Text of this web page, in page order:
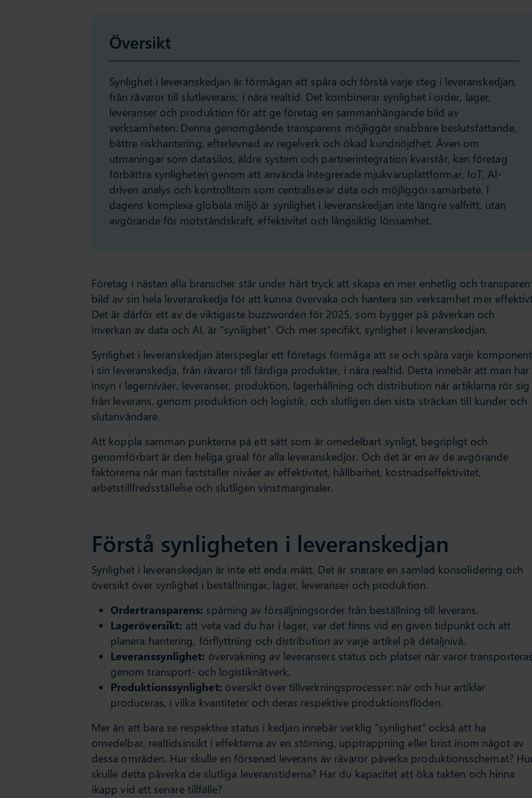
Översikt
Synlighet i leveranskedjan är förmågan att spåra och förstå varje steg i leveranskedjan,
från råvaror till slutleverans, i nära realtid. Det kombinerar synlighet i order, lager,
leveranser och produktion för att ge företag en sammanhängande bild av
verksamheten. Denna genomgående transparens möjliggör snabbare beslutsfattande,
bättre riskhantering, efterlevnad av regelverk och ökad kundnöjdhet. Även om
utmaningar som datasilos, äldre system och partnerintegration kvarstår, kan företag
förbättra synligheten genom att använda integrerade mjukvaruplattformar, IoT, AI-
driven analys och kontrolltorn som centraliserar data och möjliggör samarbete. I
dagens komplexa globala miljö är synlighet i leveranskedjan inte längre valfritt, utan
avgörande för motståndskraft, effektivitet och långsiktig lönsamhet.
Företag i nästan alla branscher står under hårt tryck att skapa en mer enhetlig och
bild av sin hela leveranskedja för att kunna övervaka och hantera sin verksamhet mer
Det är därför ett av de viktigaste buzzworden för 2025, som bygger på påverkan och
inverkan av data och AI, är ”synlighet”. Och mer specifikt, synlighet i leveranskedjan.
Synlighet i leveranskedjan återspeglar ett företags förmåga att se och spåra varje komponent
i sin leveranskedja, från råvaror till färdiga produkter, i nära realtid. Detta innebär att man har
insyn i lagernivåer, leveranser, produktion, lagerhållning och distribution när artiklarna rör sig
från leverans, genom produktion och logistik, och slutligen den sista sträckan till kunder och
slutanvändare.
Att koppla samman punkterna på ett sätt som är omedelbart synligt, begripligt och
genomförbart är den heliga graal för alla leveranskedjor. Och det är en av de avgörande
faktorerna när man fastställer nivåer av effektivitet, hållbarhet, kostnadseffektivitet,
arbetstillfredsställelse och slutligen vinstmarginaler.
Förstå synligheten i leveranskedjan
Synlighet i leveranskedjan är inte ett enda mått. Det är snarare en samlad konsolidering och
översikt över synlighet i beställningar, lager, leveranser och produktion.
Ordertransparens: spårning av försäljningsorder från beställning till leverans.
Lageröversikt: att veta vad du har i lager, var det finns vid en given tidpunkt och att
planera hantering, förflyttning och distribution av varje artikel på detaljnivå.
Leveranssynlighet: övervakning av leveransers status och platser när varor
genom transport- och logistiknätverk.
Produktionssynlighet: översikt över tillverkningsprocesser: när och hur artiklar
produceras, i vilka kvantiteter och deras respektive produktionsflöden.
Mer än att bara se respektive status i kedjan innebär verklig ”synlighet” också att ha
omedelbar, realtidsinsikt i effekterna av en störning, upptrappning eller brist inom något av
dessa områden. Hur skulle en försenad leverans av råvaror påverka produktionsschemat?
skulle detta påverka de slutliga leveranstiderna? Har du kapacitet att öka takten och hinna
ikapp vid ett senare tillfälle?